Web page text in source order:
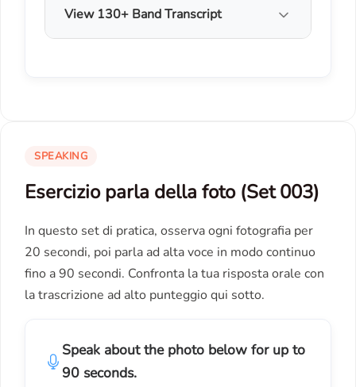
View 130+ Band Transcript
SPEAKING
Esercizio parla della foto (Set 003)
In questo set di pratica, osserva ogni fotografia per
20 secondi, poi parla ad alta voce in modo continuo
fino a 90 secondi. Confronta la tua risposta orale con
la trascrizione ad alto punteggio qui sotto.
Speak about the photo below for up to
90 seconds.